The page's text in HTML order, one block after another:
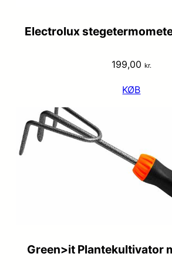
Electrolux
199,00 kr.
KØB
Green>it Plantekultivator